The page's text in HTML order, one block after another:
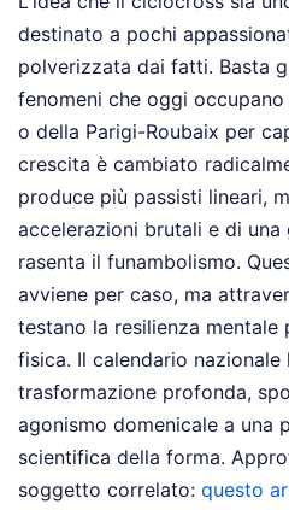
destinato a pochi
polverizzata dai fatti. Basta
fenomeni che oggi
o della Parigi-Roubaix per
crescita è cambiato
produce più passisti lineari,
accelerazioni brutali e di
rasenta il funambolismo.
avviene per caso, ma
testano la resilienza mentale
fisica. Il calendario nazionale
trasformazione profonda,
agonismo domenicale a una
scientifica della forma.
soggetto correlato: questo